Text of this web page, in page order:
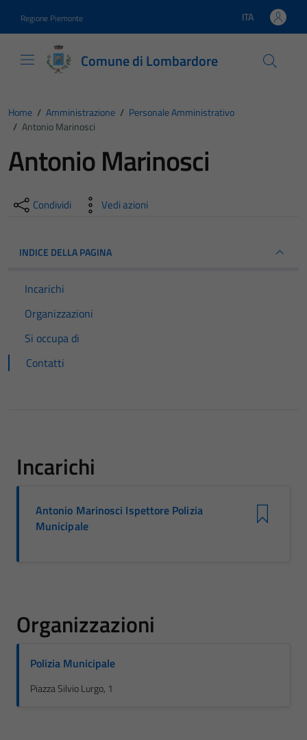
Regione Piemonte Lingua attiva:
ITA
Comune di Lombardore
Home / Amministrazione / Personale Amministrativo
/ Antonio Marinosci
Antonio Marinosci
Condividi Vedi azioni
INDICE DELLA PAGINA
Incarichi
Organizzazioni
Si occupa di
Contatti
Incarichi
Antonio Marinosci Ispettore Polizia
Municipale
Organizzazioni
Polizia Municipale
Piazza Silvio Lurgo, 1